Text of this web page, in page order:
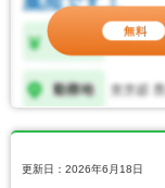
更新日：2026年6月18日